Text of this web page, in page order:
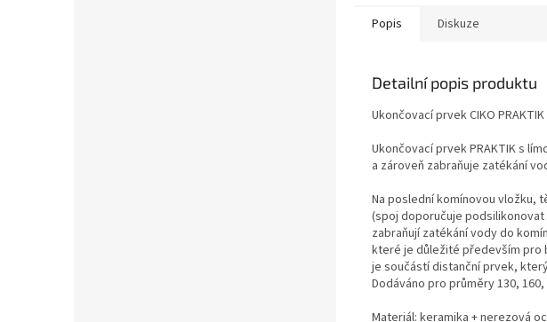
Popis Diskuze
Detailní popis produktu
Ukončovací prvek CIKO
Ukončovací prvek PRAKTIK s
a zároveň zabraňuje zatékání
Na poslední komínovou vložku,
(spoj doporučuje
zabraňují zatékání vody do
které je důležité především pro
je součástí distanční prvek,
Dodáváno pro průměry 130, 160,
Materiál: keramika + nerezová